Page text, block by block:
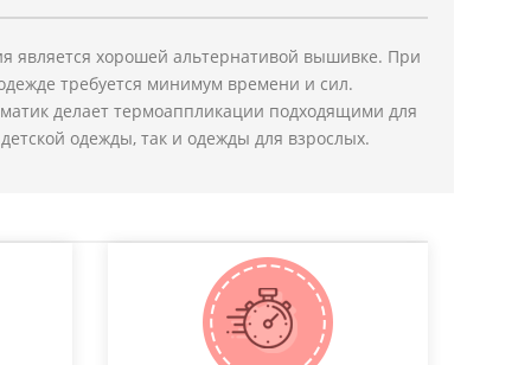
является хорошей альтернативой вышивке. При
требуется минимум времени и сил.
делает термоаппликации подходящими для
одежды, так и одежды для взрослых.